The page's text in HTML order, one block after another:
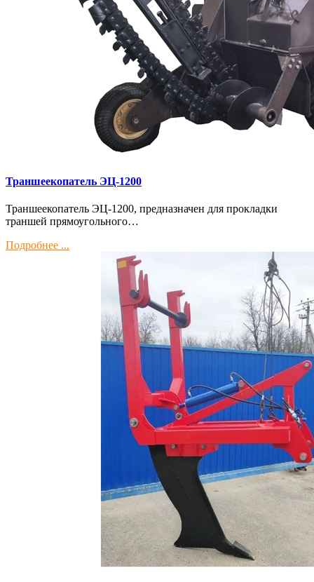
Траншеекопатель ЭЦ-1200
Траншеекопатель ЭЦ-1200, предназначен для прокладки
траншей прямоугольного…
Подробнее ...